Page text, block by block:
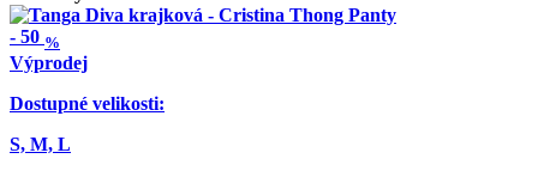
- 50 %
Výprodej
Dostupné velikosti:
S, M, L